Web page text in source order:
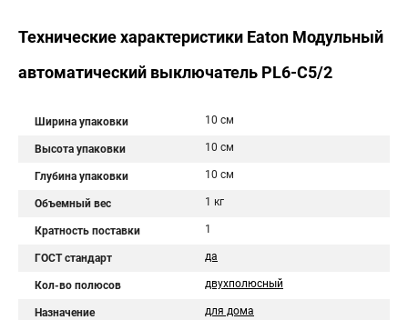
Технические характеристики Eaton Модульный
автоматический выключатель PL6-C5/2
Ширина упаковки 10 см
Высота упаковки 10 см
Глубина упаковки 10 см
Объемный вес 1 кг
Кратность поставки 1
ГОСТ стандарт да
Кол-во полюсов двухполюсный
Назначение для дома